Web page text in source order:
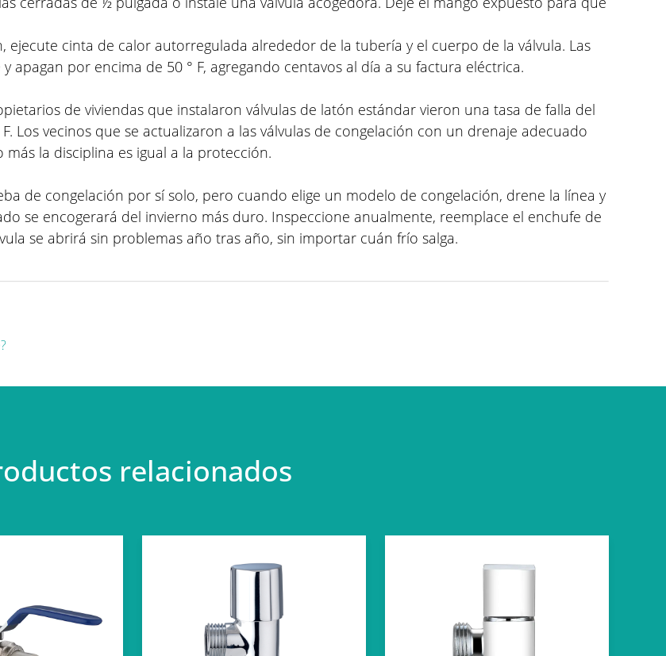
ejecute cinta de calor autorregulada alrededor de la tubería y el cuerpo de la válvula. Las
apagan por encima de 50 ° F, agregando centavos al día a su factura eléctrica.
de viviendas que instalaron válvulas de latón estándar vieron una tasa de falla del
Los vecinos que se actualizaron a las válvulas de congelación con un drenaje adecuado
la disciplina es igual a la protección.
de congelación por sí solo, pero cuando elige un modelo de congelación, drene la línea y
se encogerará del invierno más duro. Inspeccione anualmente, reemplace el enchufe de
se abrirá sin problemas año tras año, sin importar cuán frío salga.
relacionados